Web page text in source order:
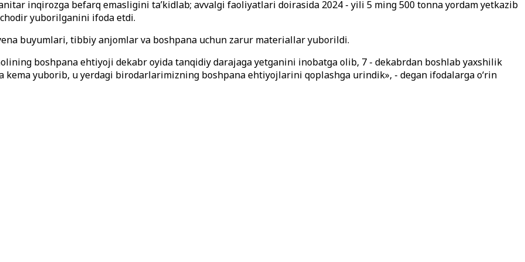
inqirozga befarq emasligini ta’kidlab; avvalgi faoliyatlari doirasida 2024 - yili 5 ming 500 tonna yordam yetkazib
yuborilganini ifoda etdi.
buyumlari, tibbiy anjomlar va boshpana uchun zarur materiallar yuborildi.
boshpana ehtiyoji dekabr oyida tanqidiy darajaga yetganini inobatga olib, 7 - dekabrdan boshlab yaxshilik
kema yuborib, u yerdagi birodarlarimizning boshpana ehtiyojlarini qoplashga urindik», - degan ifodalarga o‘rin